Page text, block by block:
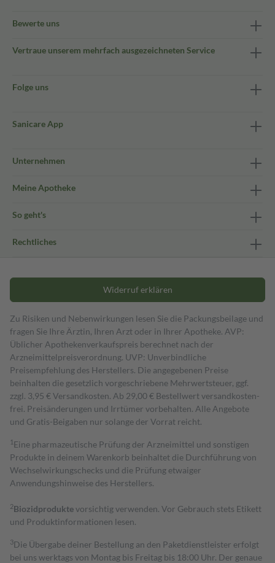
Bewerte uns
Vertraue unserem mehrfach ausgezeichneten Service
Folge uns
Sanicare App
Unternehmen
Meine Apotheke
So geht's
Rechtliches
Widerruf erklären
Zu Risiken und Nebenwirkungen lesen Sie die Packungsbeilage und
fragen Sie Ihre Ärztin, Ihren Arzt oder in Ihrer Apotheke. AVP:
Üblicher Apothekenverkaufspreis berechnet nach der
Arzneimittelpreisverordnung. UVP: Unverbindliche
Preisempfehlung des Herstellers. Die angegebenen Preise
beinhalten die gesetzlich vorgeschriebene Mehrwertsteuer, ggf.
zzgl. 3,95 € Versandkosten. Ab 29,00 € Bestell­wert versand­kosten­
frei. Preisänderungen und Irrtümer vorbehalten. Alle Angebote
und Gratis-Beigaben nur solange der Vorrat reicht.
1 Eine pharmazeutische Prüfung der Arzneimittel und sonstigen
Produkte in deinem Warenkorb beinhaltet die Durchführung von
Wechselwirkungschecks und die Prüfung etwaiger
Anwendungshinweise des Herstellers.
2Biozidproduktevorsichtig verwenden. Vor Gebrauch stets Etikett
und Produktinformationen lesen.
3Die Übergabe deiner Bestellung an den Paketdienstleister erfolgt
bei uns werktags von Montag bis Freitag bis 18:00 Uhr. Der genaue